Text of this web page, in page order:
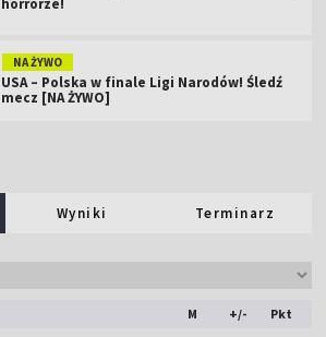
horrorze!
NA ŻYWO
USA – Polska w finale Ligi Narodów! Śledź
mecz [NA ŻYWO]
Wyniki Terminarz
M +/- Pkt